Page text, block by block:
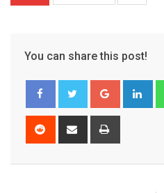
You can share this post!
Google+
Reddit
Share